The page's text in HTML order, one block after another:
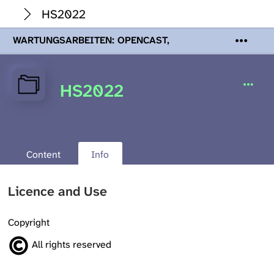
HS2022
WARTUNGSARBEITEN: OPENCAST,
PODCASTS & TOBIRA
Mi 19. August
Wartungsarbeiten an den Opencast-
Servern werden Ihnen Podcasts,
HS2022
Content Info
Licence and Use
Copyright
All rights reserved